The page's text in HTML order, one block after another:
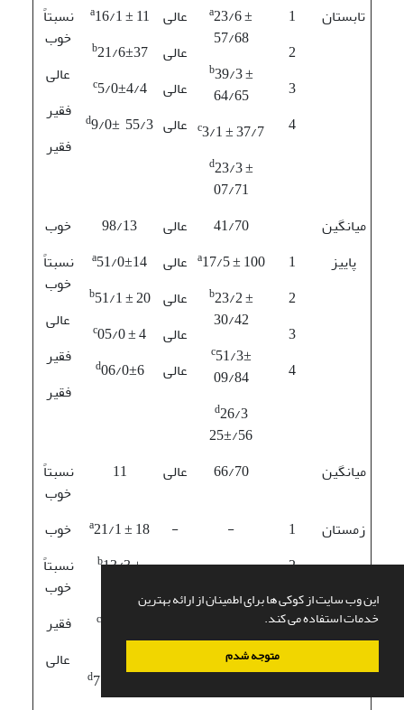
این وب سایت از کوکی ها برای اطمینان از ارائه بهترین
خدمات استفاده می کند.
متوجه شدم
تابستان
1
2
3
4
a23/6 ±
57/68
b39/3 ±
64/65
c3/1 ± 37/7
d23/3 ±
07/71
عالی
عالی
عالی
عالی
a16/1 ± 11
b21/6±37
c5/0±4/4
d9/0± 55/3
نسبتاً
خوب
عالی
فقیر
فقیر
میانگین 41/70 عالی 98/13
خوب
پاییز
1
2
3
4
a17/5 ± 100
b23/2 ±
30/42
c51/3±
09/84
d26/3
25±/56
عالی
عالی
عالی
عالی
a51/0±14
b51/1 ± 20
c05/0 ± 4
d06/0±6
نسبتاً
خوب
عالی
فقیر
فقیر
میانگین 66/70 عالی 11
نسبتاً
خوب
زمستان
1
2
3
4
-
-
-
-
-
-
-
-
a21/1 ± 18
b13/3 ±
c
29/4
d71/6 ± 35
خوب
نسبتاً
خوب
فقیر
عالی